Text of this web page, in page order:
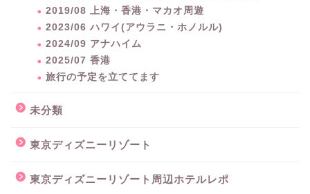
2019/08 上海・香港・マカオ周遊
2023/06 ハワイ(アウラニ・ホノルル)
2024/09 アナハイム
2025/07 香港
旅行の予定を立ててます
未分類
東京ディズニーリゾート
東京ディズニーリゾート周辺ホテルレポ